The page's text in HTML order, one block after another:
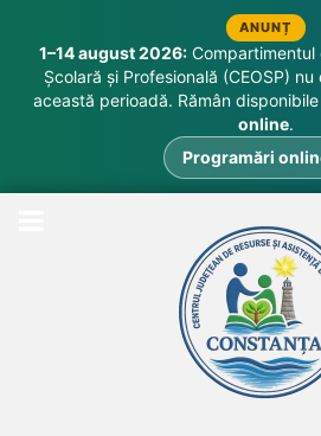
ANUNȚ
1–14 august 2026:Compartimentul
Școlară și Profesională (CEOSP)
această perioadă. Rămân
online.
Programări